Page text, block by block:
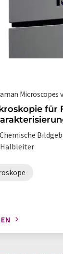
Microscopes
für